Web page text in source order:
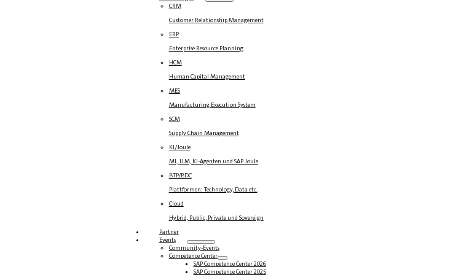
CRM
Customer Relationship Management
ERP
Enterprise Resource Planning
HCM
Human Capital Management
MES
Manufacturing Execution System
SCM
Supply Chain Management
KI/Joule
ML, LLM, KI-Agenten und SAP Joule
BTP/BDC
Plattformen: Technology, Data etc.
Cloud
Hybrid, Public, Private und Sovereign
Partner
Events
Community-Events
Competence Center
SAP Competence Center 2026
SAP Competence Center 2025